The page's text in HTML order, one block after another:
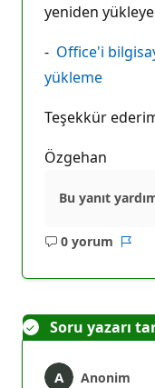
yeniden
- Office'i
yükleme
Teşekkür
Özgehan
Bu yanıt
0 yorum
Açıklama
Soru yazarı
Anonim